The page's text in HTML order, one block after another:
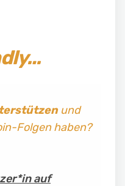
und
Folgen haben?
auf